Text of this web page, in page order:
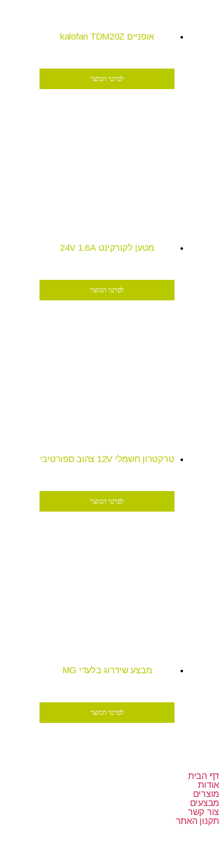
אופניים kalofan TDM20Z
לפרטי המוצר
מטען לקורקינט 24V 1.6A
לפרטי המוצר
טרקטרון חשמלי 12V צהוב ספורטיבי
לפרטי המוצר
מבצע שידרוג בלעדי MG
לפרטי המוצר
דף הבית
אודות
מוצרים
מבצעים
צור קשר
תקנון האתר